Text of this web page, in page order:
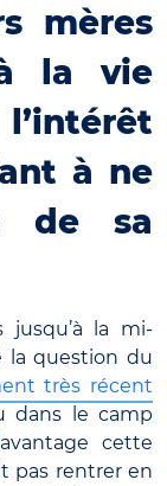
mères
la vie
à ne
de sa
jusqu’à la mi-
la question du
très récent
dans le camp
cette
pas rentrer en